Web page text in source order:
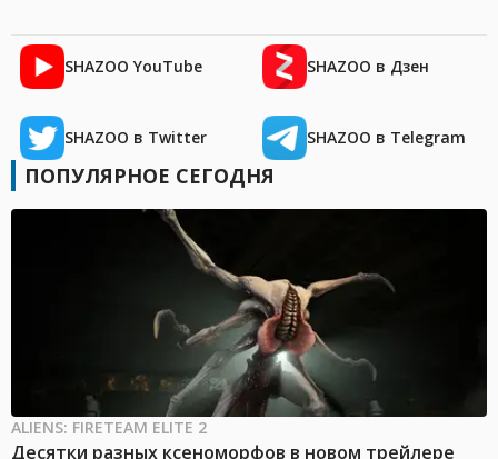
SHAZOO YouTube SHAZOO в Дзен
SHAZOO в Twitter SHAZOO в Telegram
ПОПУЛЯРНОЕ СЕГОДНЯ
ALIENS: FIRETEAM ELITE 2
Десятки разных ксеноморфов в новом трейлере